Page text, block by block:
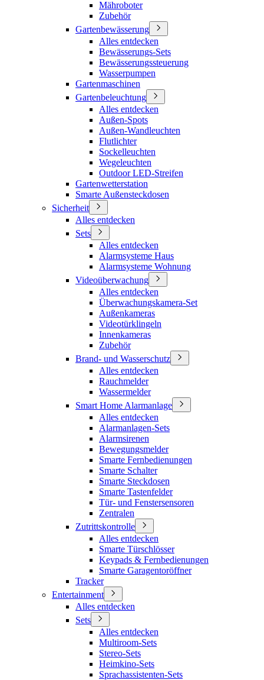
Mähroboter
Zubehör
Gartenbewässerung
Alles entdecken
Bewässerungs-Sets
Bewässerungssteuerung
Wasserpumpen
Gartenmaschinen
Gartenbeleuchtung
Alles entdecken
Außen-Spots
Außen-Wandleuchten
Flutlichter
Sockelleuchten
Wegeleuchten
Outdoor LED-Streifen
Gartenwetterstation
Smarte Außensteckdosen
Sicherheit
Alles entdecken
Sets
Alles entdecken
Alarmsysteme Haus
Alarmsysteme Wohnung
Videoüberwachung
Alles entdecken
Überwachungskamera-Set
Außenkameras
Videotürklingeln
Innenkameras
Zubehör
Brand- und Wasserschutz
Alles entdecken
Rauchmelder
Wassermelder
Smart Home Alarmanlage
Alles entdecken
Alarmanlagen-Sets
Alarmsirenen
Bewegungsmelder
Smarte Fernbedienungen
Smarte Schalter
Smarte Steckdosen
Smarte Tastenfelder
Tür- und Fenstersensoren
Zentralen
Zutrittskontrolle
Alles entdecken
Smarte Türschlösser
Keypads & Fernbedienungen
Smarte Garagentoröffner
Tracker
Entertainment
Alles entdecken
Sets
Alles entdecken
Multiroom-Sets
Stereo-Sets
Heimkino-Sets
Sprachassistenten-Sets